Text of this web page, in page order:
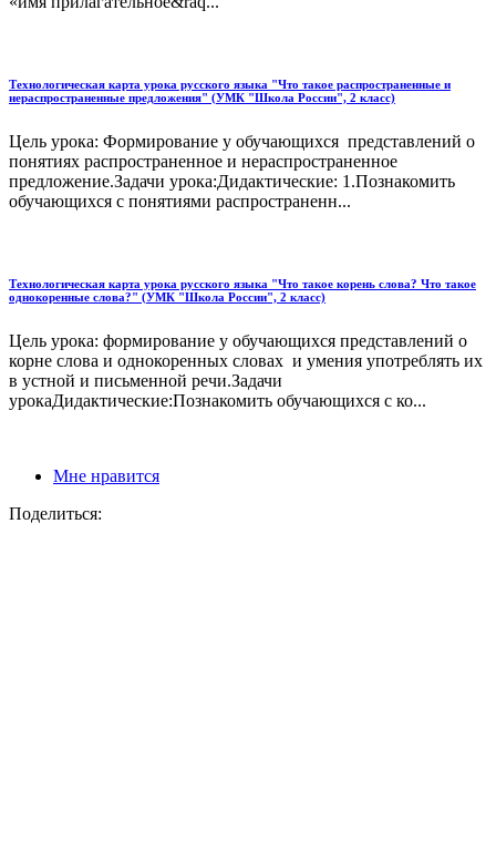
Технологическая карта урока русского языка "Что такое распространенные и
нераспространенные предложения" (УМК "Школа России", 2 класс)
Цель урока: Формирование у обучающихся представлений о
понятиях распространенное и нераспространенное
предложение.Задачи урока:Дидактические: 1.Познакомить
обучающихся с понятиями распространенн...
Технологическая карта урока русского языка "Что такое корень слова? Что такое
однокоренные слова?" (УМК "Школа России", 2 класс)
Цель урока: формирование у обучающихся представлений о
корне слова и однокоренных словах и умения употреблять их
в устной и письменной речи.Задачи
урокаДидактические:Познакомить обучающихся с ко...
Мне нравится
Поделиться: